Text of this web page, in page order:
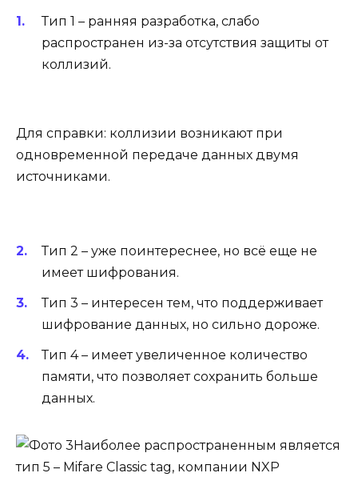
Тип 1 – ранняя разработка, слабо
распространен из-за отсутствия защиты от
коллизий.
Для справки: коллизии возникают при
одновременной передаче данных двумя
источниками.
Тип 2 – уже поинтереснее, но всё еще не
имеет шифрования.
Тип 3 – интересен тем, что поддерживает
шифрование данных, но сильно дороже.
Тип 4 – имеет увеличенное количество
памяти, что позволяет сохранить больше
данных.
Наиболее распространенным является
тип 5 – Mifare Classic tag, компании NXP